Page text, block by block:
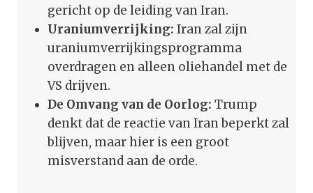
gericht op de leiding van Iran.
Uraniumverrijking: Iran zal zijn
uraniumverrijkingsprogramma
overdragen en alleen oliehandel met de
VS drijven.
De Omvang van de Oorlog: Trump
denkt dat de reactie van Iran beperkt zal
blijven, maar hier is een groot
misverstand aan de orde.